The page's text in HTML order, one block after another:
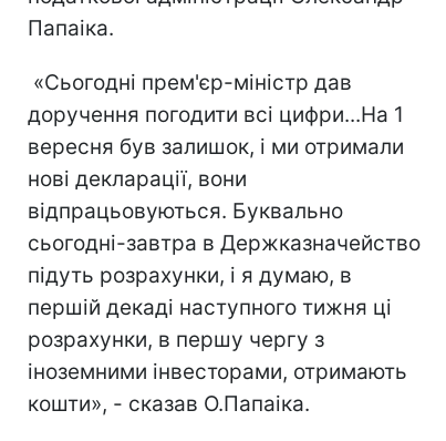
Папаіка.
«Сьогодні прем'єр-міністр дав
доручення погодити всі цифри...На 1
вересня був залишок, і ми отримали
нові декларації, вони
відпрацьовуються. Буквально
сьогодні-завтра в Держказначейство
підуть розрахунки, і я думаю, в
першій декаді наступного тижня ці
розрахунки, в першу чергу з
іноземними інвесторами, отримають
кошти», - сказав О.Папаіка.